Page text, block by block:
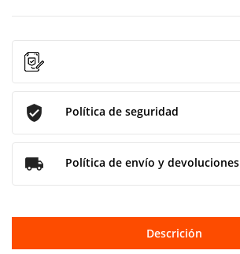
Política de seguridad
Política de envío y devoluciones
Descrición